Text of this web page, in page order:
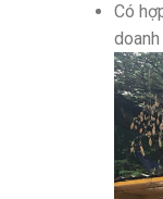
Có